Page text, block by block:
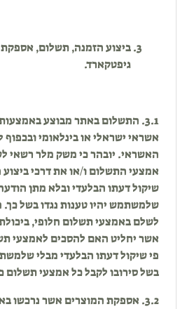
ביצוע הזמנה, תשלום,
גיפטקארד.
3.1. התשלום באתר מבוצע
אשראי ישראלי או בינלאומי
האשראי. יובהר כי משק מלר רשאי
אמצעי התשלום ו/או את דרכי
שיקול דעתו הבלעדי ובלא מתן
שלמשתמש יהיו טענות נגדו בשל כך.
לשלם באמצעי תשלום חלופי,
אשר יחליט האם להסכים לאמצעי
פי שיקול דעתו הבלעדי מבלי
בשל סירובו לקבל כל אמצעי תשלום
3.2. אספקת המוצרים אשר נרכשו